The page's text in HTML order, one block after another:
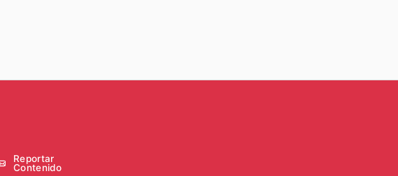
de manera responsable.
en España, incluyendo
productos y marcas que
de establecimientos
Reportar
Contenido